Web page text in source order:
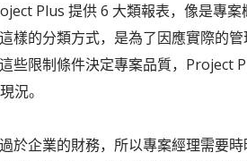
Plus 提供 6 大類報表，像是專
樣的分類方式，是為了因應實際的
些限制條件決定專案品質，Project
況。
於企業的財務，所以專案經理需要